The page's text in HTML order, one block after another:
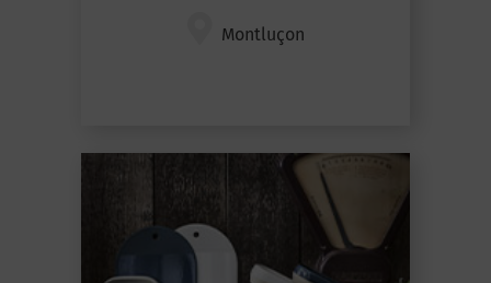
Montluçon